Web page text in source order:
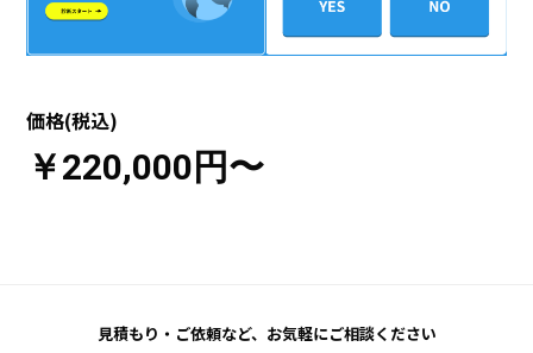
価格(税込)
￥220,000円〜
見積もり・ご依頼など、 お気軽にご相談ください